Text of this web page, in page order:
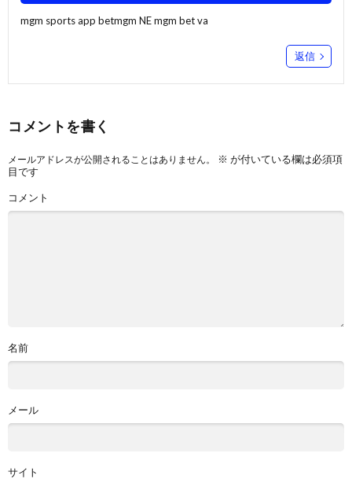
mgm sports app betmgm NEmgm bet va
返信
コメントを書く
メールアドレスが公開されることはありません。 ※ が付いている欄は必須項
目です
コメント
名前
メール
サイト